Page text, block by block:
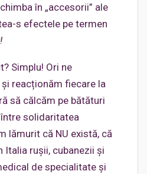
în „accesorii” ale
s efectele pe termen
Simplu! Ori ne
reacționăm fiecare la
să călcăm pe bătături
solidaritatea
lămurit că NU există, că
Italia rușii, cubanezii și
de specialitate și